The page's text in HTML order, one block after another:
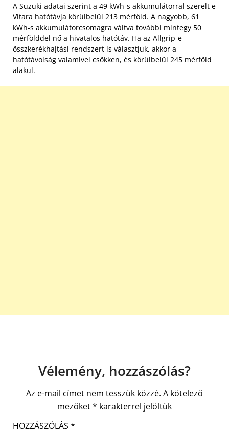
A Suzuki adatai szerint a 49 kWh-s akkumulátorral szerelt e
Vitara hatótávja körülbelül 213 mérföld. A nagyobb, 61
kWh-s akkumulátorcsomagra váltva további mintegy 50
mérfölddel nő a hivatalos hatótáv. Ha az Allgrip-e
összkerékhajtási rendszert is választjuk, akkor a
hatótávolság valamivel csökken, és körülbelül 245 mérföld
alakul.
Vélemény, hozzászólás?
Az e-mail címet nem tesszük közzé. A kötelező
mezőket* karakterrel jelöltük
HOZZÁSZÓLÁS *